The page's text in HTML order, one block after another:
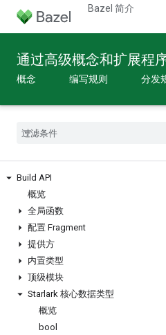
Bazel 简介
通过高级概念和扩展程
概念 编写规则 分发
Build API
概览
全局函数
配置 Fragment
提供方
内置类型
顶级模块
Starlark 核心数据类型
概览
bool